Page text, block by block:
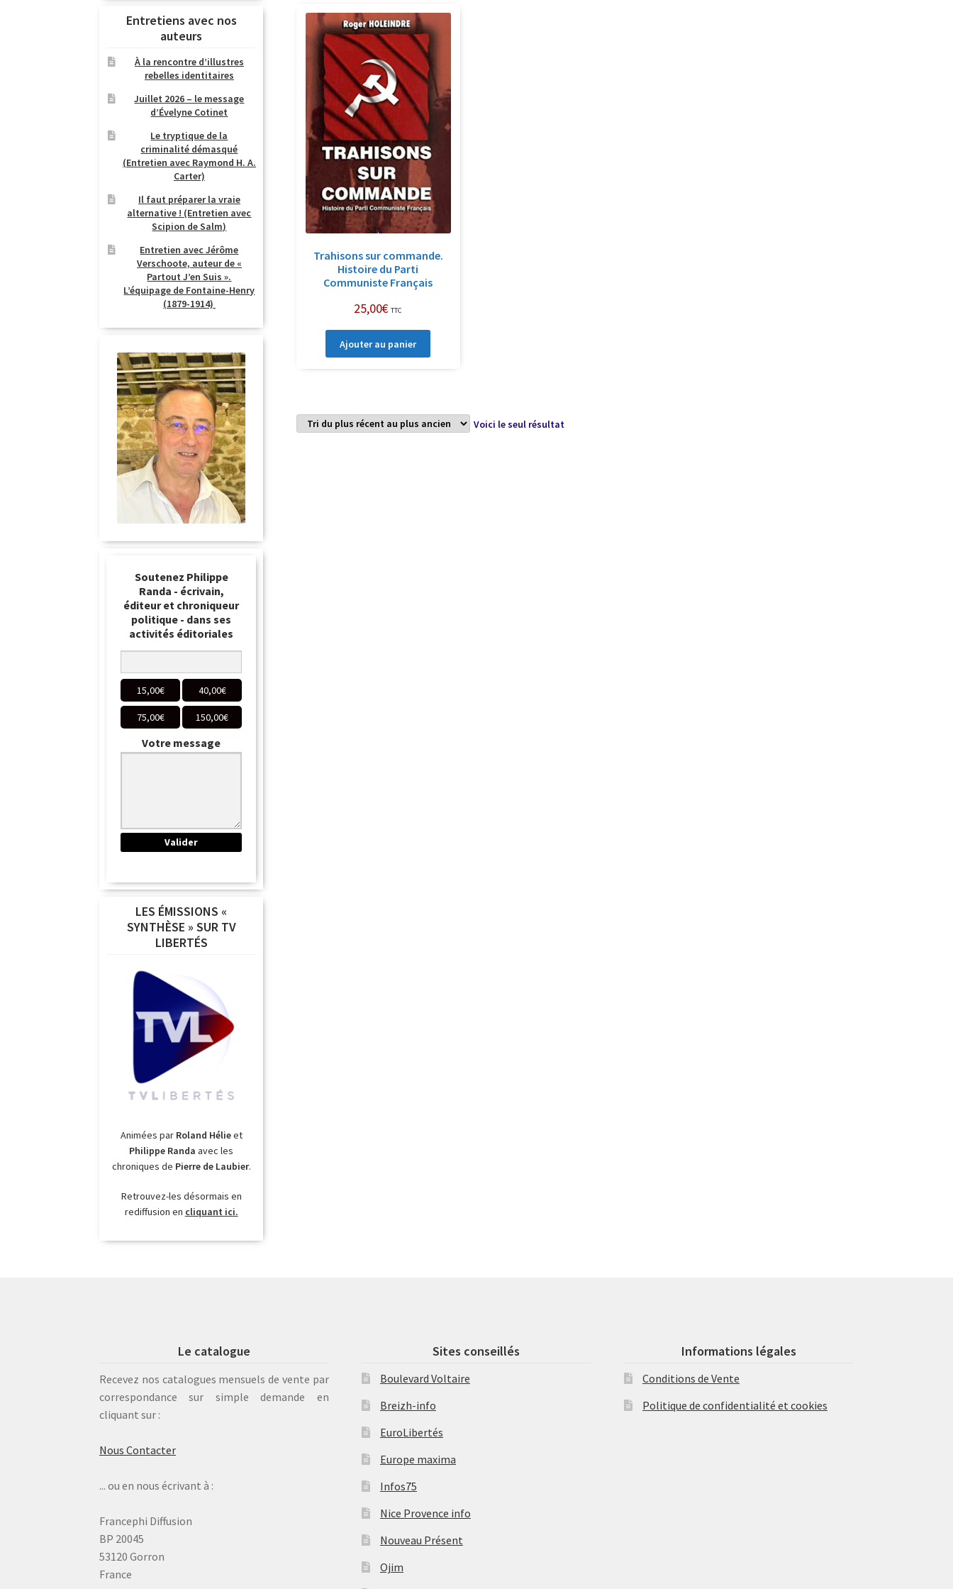
Trahisons sur commande.
Histoire du Parti
Communiste Français
25,00€ TTC
Ajouter au panier
Voici le seul résultat
Entretiens avec nos
auteurs
À la rencontre d’illustres
rebelles identitaires
Juillet 2026 – le message
d’Évelyne Cotinet
Le tryptique de la
criminalité démasqué
(Entretien avec Raymond H. A.
Carter)
Il faut préparer la vraie
alternative ! (Entretien avec
Scipion de Salm)
Entretien avec Jérôme
Verschoote, auteur de «
Partout J’en Suis ».
L’équipage de Fontaine-Henry
(1879-1914)
Soutenez Philippe
Randa - écrivain,
éditeur et chroniqueur
politique - dans ses
activités éditoriales
15,00€ 40,00€
75,00€ 150,00€
Votre message
LES ÉMISSIONS «
SYNTHÈSE » SUR TV
LIBERTÉS
Animées par Roland Hélieet
Philippe Randa avec les
chroniques de Pierre de Laubier.
Retrouvez-les désormais en
rediffusion en cliquant ici.
Le catalogue
Recevez nos catalogues mensuels de vente par
correspondance sur simple demande en
cliquant sur :
Nous Contacter
... ou en nous écrivant à :
Francephi Diffusion
BP 20045
53120 Gorron
France
Sites conseillés
Boulevard Voltaire
Breizh-info
EuroLibertés
Europe maxima
Infos75
Nice Provence info
Nouveau Présent
Ojim
Informations légales
Conditions de Vente
Politique de confidentialité et cookies